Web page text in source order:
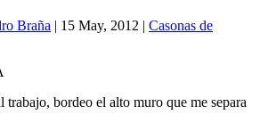
Braña | 15 May, 2012 | Casonas de
trabajo, bordeo el alto muro que me separa